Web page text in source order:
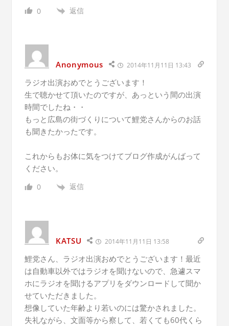
0 返信
Anonymous 2014年11月11日 13:43
ラジオ出演おめでとうございます！
生で聴かせて頂いたのですが、あっという間の出演
時間でしたね・・
もっと広島の街づくりについて鯉党さんからのお話
も聞きたかったです。
これからもお体に気をつけてブログ作成がんばって
ください。
0 返信
KATSU 2014年11月11日 13:58
鯉党さん、ラジオ出演おめでとうございます！最近
は自動車以外ではラジオを聞けないので、急遽スマ
ホにラジオを聞けるアプリをダウンロードして聞か
せていただきました。
想像していた年齢より若いのには驚かされました。
失礼ながら、文面等から察して、若くても60代くら